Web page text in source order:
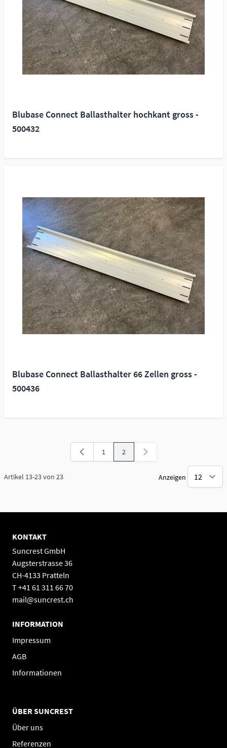
Blubase Connect Ballasthalter hochkant gross -
500432
Blubase Connect Ballasthalter 66 Zellen gross -
500436
Artikel 13-23von 23
Seite
1 Sie lesen gerade Seite
2
Anzeigen
KONTAKT
Suncrest GmbH
Augsterstrasse 36
CH-4133 Pratteln
T +41 61 311 66 70
mail@suncrest.ch
INFORMATION
Impressum
AGB
Informationen
ÜBER SUNCREST
Über uns
Referenzen